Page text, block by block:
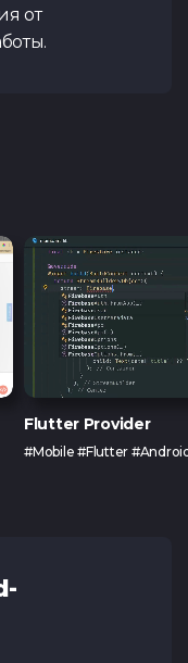
от
Flutter Provider
#Mobile #Flutter